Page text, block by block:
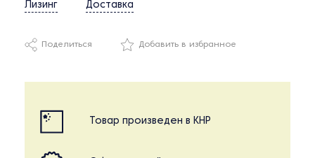
Лизинг Доставка
Поделиться Добавить в избранное
Товар произведен в КНР